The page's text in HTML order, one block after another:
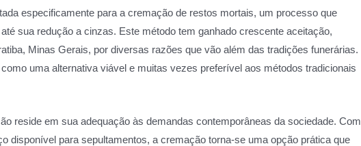
especificamente para a cremação de restos mortais, um processo que
sua redução a cinzas. Este método tem ganhado crescente aceitação,
Minas Gerais, por diversas razões que vão além das tradições funerárias.
uma alternativa viável e muitas vezes preferível aos métodos tradicionais
reside em sua adequação às demandas contemporâneas da sociedade. Com
disponível para sepultamentos, a cremação torna-se uma opção prática que